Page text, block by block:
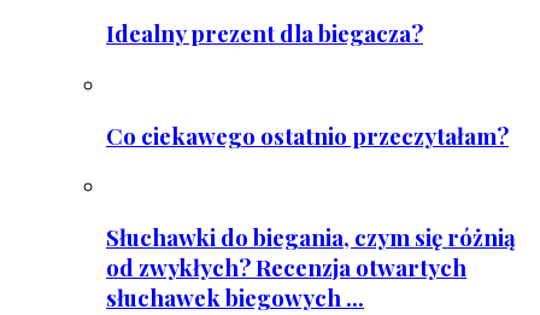
Idealny prezent dla biegacza?
Co ciekawego ostatnio przeczytałam?
Słuchawki do biegania, czym się różnią
od zwykłych? Recenzja otwartych
słuchawek biegowych ...